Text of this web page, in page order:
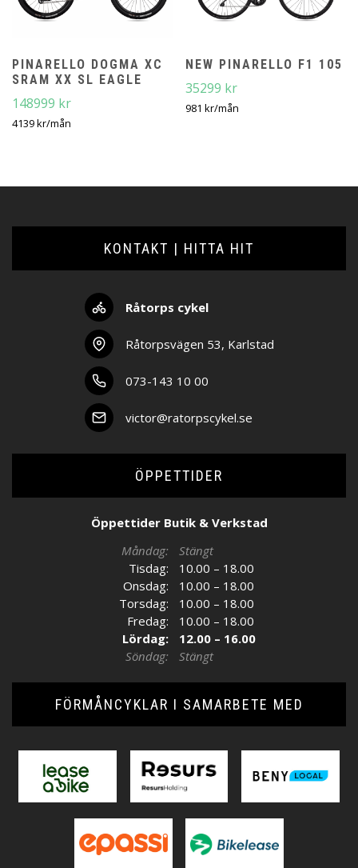
PINARELLO DOGMA XC
SRAM XX SL EAGLE
148999 kr
4139kr/mån
NEW PINARELLO F1 105
35299 kr
981kr/mån
KONTAKT | HITTA HIT
Råtorps cykel
Råtorpsvägen 53, Karlstad
073-143 10 00
victor@ratorpscykel.se
ÖPPETTIDER
Öppettider Butik & Verkstad
Måndag:
Stängt
Tisdag:
10.00 – 18.00
Onsdag:
10.00 – 18.00
Torsdag:
10.00 – 18.00
Fredag:
10.00 – 18.00
Lördag:
12.00 – 16.00
Söndag:
Stängt
FÖRMÅNCYKLAR I SAMARBETE MED